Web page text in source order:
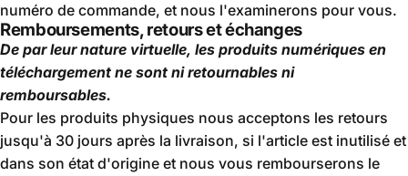
numéro de commande, et nous l'examinerons pour vous.
Remboursements, retours et échanges
De par leur nature virtuelle, les produits numériques en
téléchargement ne sont ni retournables ni
remboursables.
Pour les produits physiques nous acceptons les retours
jusqu'à 30 jours après la livraison, si l'article est inutilisé et
dans son état d'origine et nous vous rembourserons le